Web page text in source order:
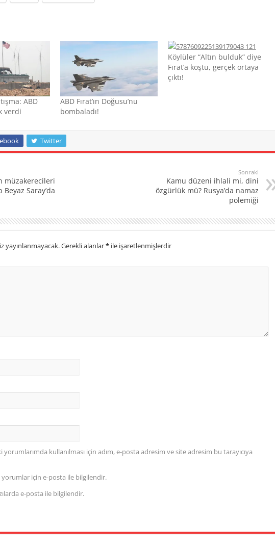
ABD
verdi
ABD Fırat’ın Doğusu’nu
bombaladı!
Köylüler “Altın bulduk” diye
Fırat’a koştu, gerçek ortaya
çıktı!
Twitter
müzakerecileri
Beyaz Saray’da
Sonraki
Kamu düzeni ihlali mi, dini
özgürlük mü? Rusya’da namaz
polemiği
yayınlanmayacak.Gerekli alanlar*ile işaretlenmişlerdir
yorumlarımda kullanılması için adım, e-posta adresim ve site adresim bu tarayıcıya
yorumlar için e-posta ile bilgilendir.
e-posta ile bilgilendir.